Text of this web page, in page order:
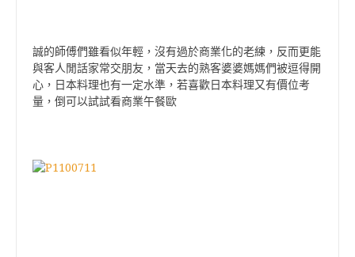
誠的師傅們雖看似年輕，沒有過於商業化的老練，反而更能
與客人閒話家常交朋友，當天去的熟客婆婆媽媽們被逗得開
心，日本料理也有一定水準，若喜歡日本料理又有價位考
量，倒可以試試看商業午餐歐